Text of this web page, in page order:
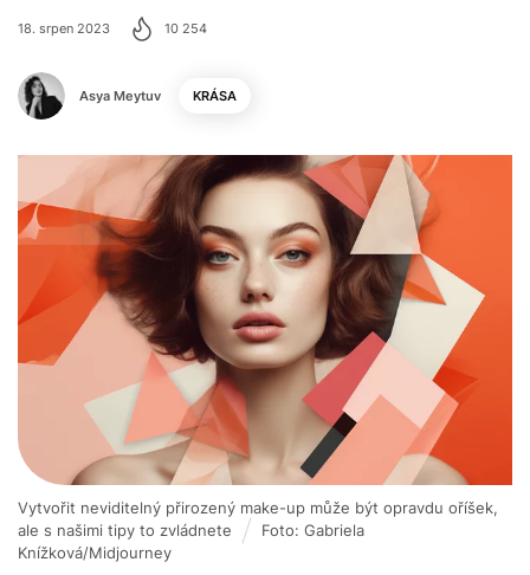
Asya Meytuv
18. srpen 2023 10 254
KRÁSA
Vytvořit neviditelný přirozený make-up může být opravdu oříšek,
ale s našimi tipy to zvládnete
Foto: Gabriela
Knížková/Midjourney